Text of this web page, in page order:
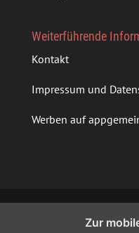
Weiterführende
Kontakt
Impressum und
Werben auf
Zur